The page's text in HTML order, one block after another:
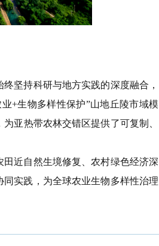
终坚持科研与地方实践的深度融合，
业+生物多样性保护”山地丘陵市域模
为亚热带农林交错区提供了可复制、
近自然生境修复、农村绿色经济深
实践，为全球农业生物多样性治理